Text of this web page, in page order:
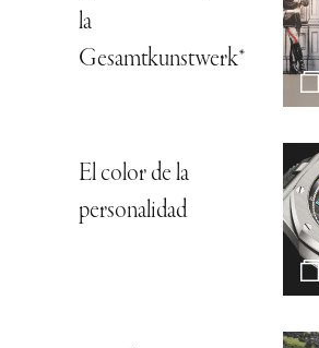
la
Gesamtkunstwerk*
El color de la
personalidad